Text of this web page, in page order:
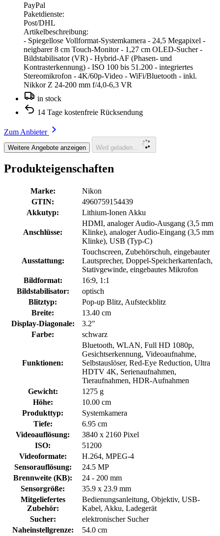
PayPal
Paketdienste:
Post/DHL
Artikelbeschreibung:
- Spiegellose Vollformat-Systemkamera - 24,5 Megapixel -
neigbarer 8 cm Touch-Monitor - 1,27 cm OLED-Sucher -
Bildstabilisator (VR) - Hybrid-AF (Phasen- und
Kontrasterkennung) - ISO 100 bis 51.200 - integriertes
Stereomikrofon - 4K/60p-Video - WiFi/Bluetooth - inkl.
Nikkor Z 24-200 mm f/4,0-6,3 VR
in stock
14 Tage kostenfreie Rücksendung
Zum Anbieter
Weitere Angebote anzeigen Wird geladen...
Produkteigenschaften
Marke:
Nikon
GTIN:
4960759154439
Akkutyp:
Lithium-Ionen Akku
Anschlüsse:
HDMI, analoger Audio-Ausgang (3,5 mm
Klinke), analoger Audio-Eingang (3,5 mm
Klinke), USB (Typ-C)
Ausstattung:
Touchscreen, Zubehörschuh, eingebauter
Lautsprecher, Doppel-Speicherkartenfach,
Stativgewinde, eingebautes Mikrofon
Bildformat:
16:9, 1:1
Bildstabilisator:
optisch
Blitztyp:
Pop-up Blitz, Aufsteckblitz
Breite:
13.40 cm
Display-Diagonale:
3.2"
Farbe:
schwarz
Funktionen:
Bluetooth, WLAN, Full HD 1080p,
Gesichtserkennung, Videoaufnahme,
Selbstauslöser, Red-Eye Reduction, Ultra
HDTV 4K, Serienaufnahmen,
Tieraufnahmen, HDR-Aufnahmen
Gewicht:
1275 g
Höhe:
10.00 cm
Produkttyp:
Systemkamera
Tiefe:
6.95 cm
Videoauflösung:
3840 x 2160 Pixel
ISO:
51200
Videoformate:
H.264, MPEG-4
Sensorauflösung:
24.5 MP
Brennweite (KB):
24 - 200 mm
Sensorgröße:
35.9 x 23.9 mm
Mitgeliefertes
Zubehör:
Bedienungsanleitung, Objektiv, USB-
Kabel, Akku, Ladegerät
Sucher:
elektronischer Sucher
Naheinstellgrenze:
54.0 cm